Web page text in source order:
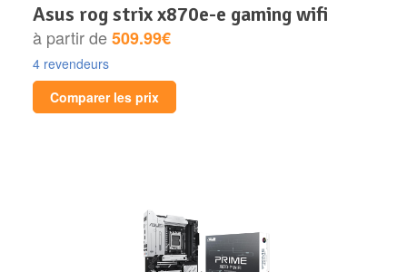
asus rog strix x870e-e gaming wifi
à partir de509.99€
4 revendeurs
Comparer les prix